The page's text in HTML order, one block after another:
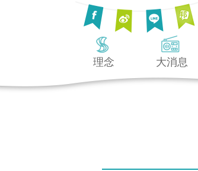
理念 大消息